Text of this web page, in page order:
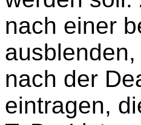
nach einer
nach der
eintragen,